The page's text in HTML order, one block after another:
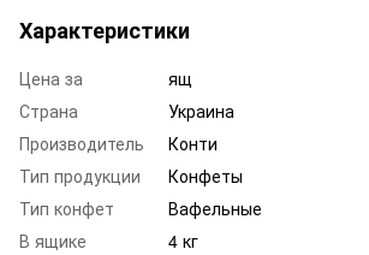
Характеристики
Цена за
ящ
Страна
Украина
Производитель
Конти
Тип продукции
Конфеты
Тип конфет
Вафельные
В ящике
4 кг